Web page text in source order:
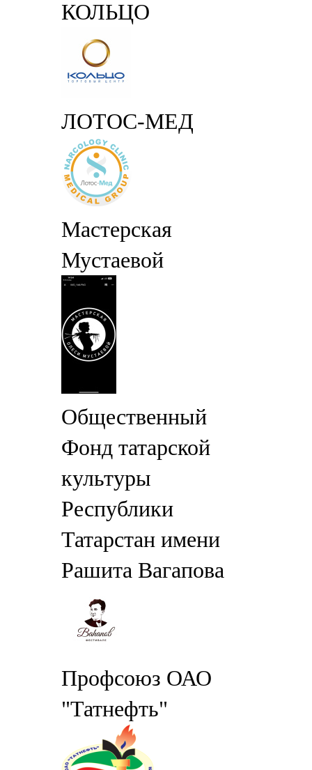
КОЛЬЦО
ЛОТОС-МЕД
Мастерская
Мустаевой
Общественный
Фонд татарской
культуры
Республики
Татарстан имени
Рашита Вагапова
Профсоюз ОАО
"Татнефть"